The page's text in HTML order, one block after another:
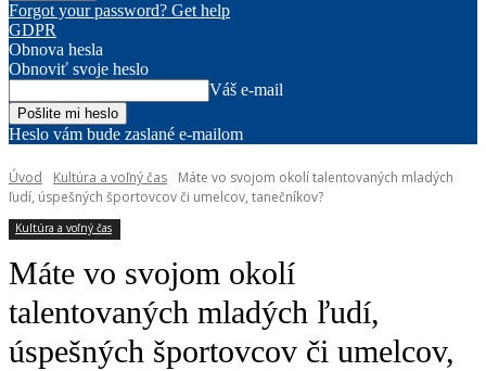
Forgot your password? Get help
GDPR
Obnova hesla
Obnoviť svoje heslo
Váš e-mail
Heslo vám bude zaslané e-mailom
Úvod Kultúra a voľný čas
Máte vo svojom okolí talentovaných mladých
ľudí, úspešných športovcov či umelcov, tanečníkov?
Kultúra a voľný čas
Máte vo svojom okolí
talentovaných mladých ľudí,
úspešných športovcov či umelcov,